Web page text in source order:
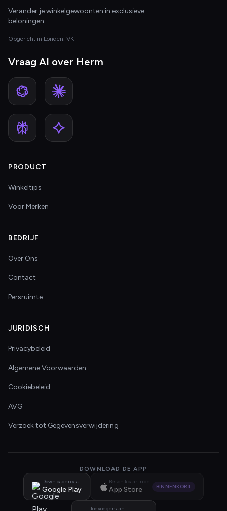
Verander je winkelgewoonten in exclusieve
beloningen
Opgericht in Londen, VK
Vraag AI over Herm
PRODUCT
Winkeltips
Voor Merken
BEDRIJF
Over Ons
Contact
Persruimte
JURIDISCH
Privacybeleid
Algemene Voorwaarden
Cookiebeleid
AVG
Verzoek tot Gegevensverwijdering
DOWNLOAD DE APP
Downloaden via
Google Play
Beschikbaar in de
App Store BINNENKORT
Toevoegen aan